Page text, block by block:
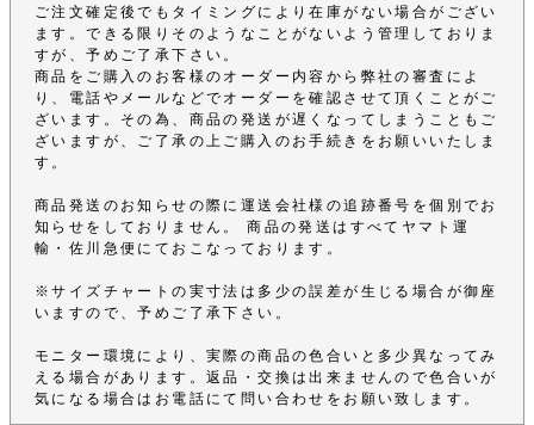
ご注文確定後でもタイミングにより在庫がない場合がござい
ます。できる限りそのようなことがないよう管理しておりま
すが、予めご了承下さい。
商品をご購入のお客様のオーダー内容から弊社の審査によ
り、電話やメールなどでオーダーを確認させて頂くことがご
ざいます。その為、商品の発送が遅くなってしまうこともご
ざいますが、ご了承の上ご購入のお手続きをお願いいたしま
す。
商品発送のお知らせの際に運送会社様の追跡番号を個別でお
知らせをしておりません。 商品の発送はすべてヤマト運
輸・佐川急便にておこなっております。
※サイズチャートの実寸法は多少の誤差が生じる場合が御座
いますので、予めご了承下さい。
モニター環境により、実際の商品の色合いと多少異なってみ
える場合があります。返品・交換は出来ませんので色合いが
気になる場合はお電話にて問い合わせをお願い致します。